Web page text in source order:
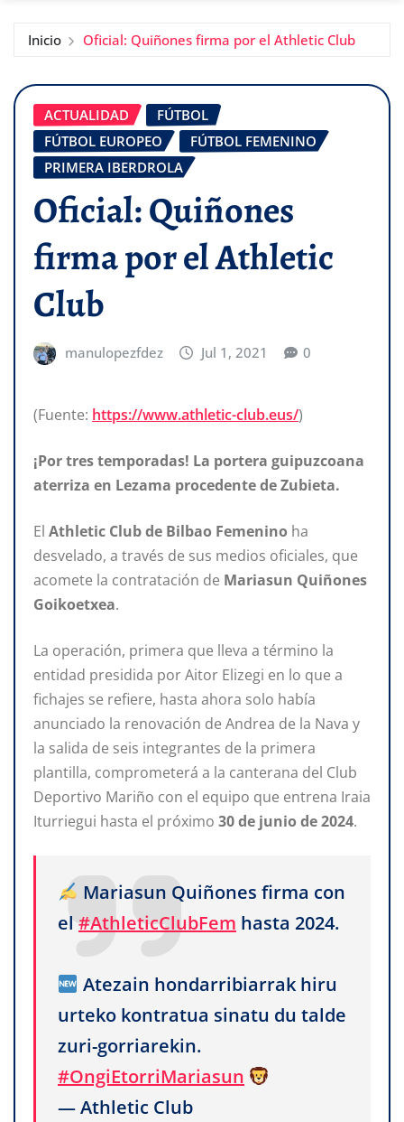
Inicio Oficial: Quiñones firma por el Athletic Club
ACTUALIDAD
FÚTBOL
FÚTBOL EUROPEO
FÚTBOL FEMENINO
PRIMERA IBERDROLA
Oficial: Quiñones
firma por el Athletic
Club
manulopezfdez Jul 1, 2021 0
(Fuente: https://www.athletic-club.eus/)
¡Por tres temporadas! La portera guipuzcoana
aterriza en Lezama procedente de Zubieta.
El Athletic Club de Bilbao Femenino ha
desvelado, a través de sus medios oficiales, que
acomete la contratación de Mariasun Quiñones
Goikoetxea.
La operación, primera que lleva a término la
entidad presidida por Aitor Elizegi en lo que a
fichajes se refiere, hasta ahora solo había
anunciado la renovación de Andrea de la Nava y
la salida de seis integrantes de la primera
plantilla, comprometerá a la canterana del Club
Deportivo Mariño con el equipo que entrena Iraia
Iturriegui hasta el próximo 30de junio de2024.
Mariasun Quiñones firma con
el #AthleticClubFem hasta 2024.
Atezain hondarribiarrak hiru
urteko kontratua sinatu du talde
zuri-gorriarekin.
#OngiEtorriMariasun
— Athletic Club